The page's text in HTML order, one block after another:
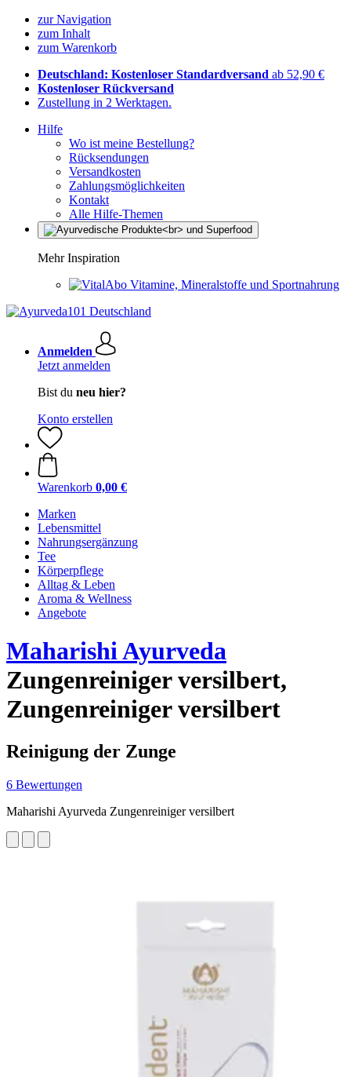
zur Navigation
zum Inhalt
zum Warenkorb
Deutschland: Kostenloser Standardversand ab 52,90 €
Kostenloser Rückversand
Zustellung in 2 Werktagen.
Hilfe
Wo ist meine Bestellung?
Rücksendungen
Versandkosten
Zahlungsmöglichkeiten
Kontakt
Alle Hilfe-Themen
Mehr Inspiration
Vitamine, Mineralstoffe und Sportnahrung
Anmelden
Jetzt anmelden
Bist du neu hier?
Konto erstellen
Warenkorb 0,00 €
Marken
Lebensmittel
Nahrungsergänzung
Tee
Körperpflege
Alltag & Leben
Aroma & Wellness
Angebote
Maharishi Ayurveda
Zungenreiniger versilbert,
Zungenreiniger versilbert
Reinigung der Zunge
6 Bewertungen
Maharishi Ayurveda Zungenreiniger versilbert